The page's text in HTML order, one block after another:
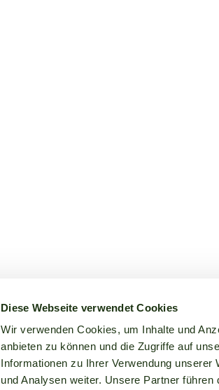
Diese Webseite verwendet Cookies
Wir verwenden Cookies, um Inhalte und
anbieten zu können und die Zugriffe auf
Informationen zu Ihrer Verwendung
und Analysen weiter. Unsere Partner